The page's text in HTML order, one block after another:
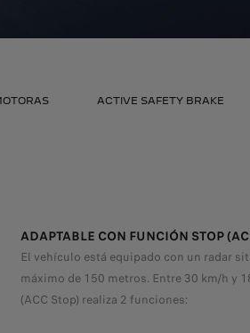
ACTIVE SAFETY BRAKE
ADAPTABLE CON FUNCIÓN STOP
El vehículo está equipado con un radar
máximo de 150 metros. Entre 30 km/h y
(ACC Stop) realiza 2 funciones: